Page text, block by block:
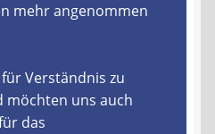
Verordnung
mehr angenommen
Verständnis zu
möchten uns auch
das